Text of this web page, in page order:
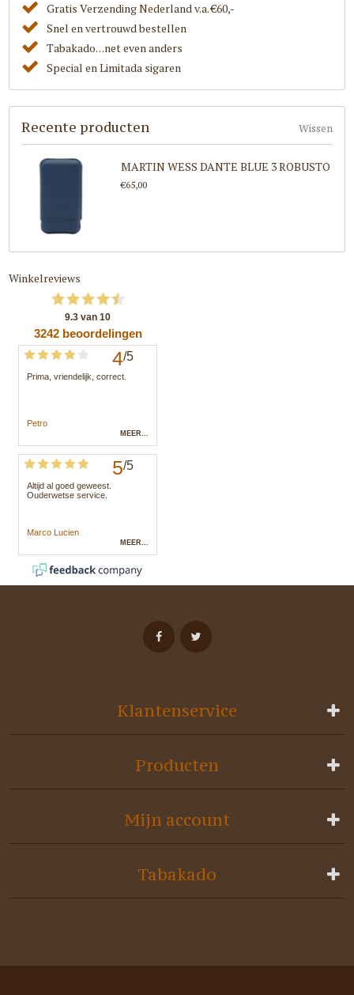
Gratis Verzending Nederland v.a. €60,-
Snel en vertrouwd bestellen
Tabakado. . .net even anders
Special en Limitada sigaren
Recente producten Wissen
MARTIN WESS DANTE BLUE 3 ROBUSTO
€65,00
Winkelreviews
Klantenservice
Producten
Mijn account
Tabakado